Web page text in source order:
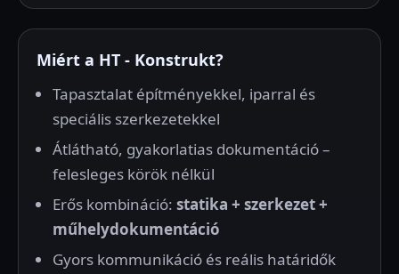
Miért a HT - Konstrukt?
Tapasztalat építményekkel, iparral és
speciális szerkezetekkel
Átlátható, gyakorlatias dokumentáció –
felesleges körök nélkül
Erős kombináció: statika + szerkezet +
műhelydokumentáció
Gyors kommunikáció és reális határidők